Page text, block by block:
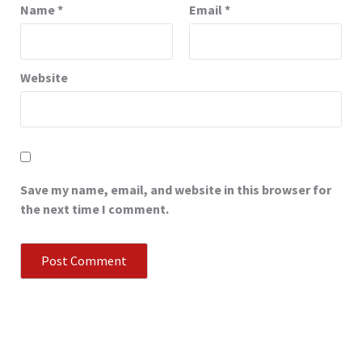
Name* Email *
Website
Save my name, email, and website in this browser for
the next time I comment.